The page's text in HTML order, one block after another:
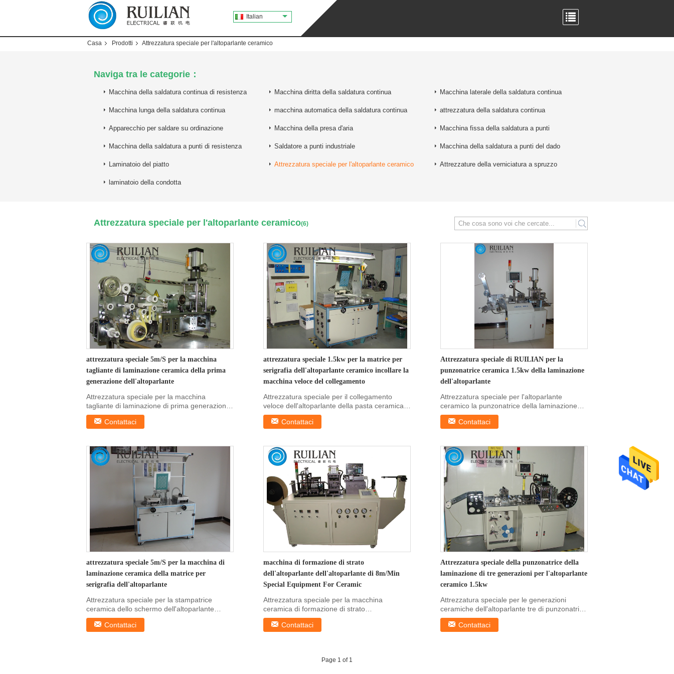
Italian
Casa Prodotti Attrezzatura speciale per l'altoparlante ceramico
Naviga tra le categorie：
Macchina della saldatura continua di resistenza Macchina diritta della saldatura continua Macchina laterale della saldatura continua
Macchina lunga della saldatura continua macchina automatica della saldatura continua attrezzatura della saldatura continua
Apparecchio per saldare su ordinazione Macchina della presa d'aria Macchina fissa della saldatura a punti
Macchina della saldatura a punti di resistenza Saldatore a punti industriale Macchina della saldatura a punti del dado
Laminatoio del piatto Attrezzatura speciale per l'altoparlante ceramico Attrezzature della verniciatura a spruzzo
laminatoio della condotta
Attrezzatura speciale per l'altoparlante ceramico(6) search
attrezzatura speciale 5m/S per la macchina
tagliante di laminazione ceramica della prima
generazione dell'altoparlante
Attrezzatura speciale per la macchina
tagliante di laminazione di prima generazione
dell'altoparlant...
Contattaci
attrezzatura speciale 1.5kw per la matrice per
serigrafia dell'altoparlante ceramico incollare la
macchina veloce del collegamento
Attrezzatura speciale per il collegamento
veloce dell'altoparlante della pasta ceramica
della ...
Contattaci
Attrezzatura speciale di RUILIAN per la
punzonatrice ceramica 1.5kw della laminazione
dell'altoparlante
Attrezzatura speciale per l'altoparlante
ceramico la punzonatrice della laminazione
dell'altoparlant...
Contattaci
attrezzatura speciale 5m/S per la macchina di
laminazione ceramica della matrice per
serigrafia dell'altoparlante
Attrezzatura speciale per la stampatrice
ceramica dello schermo dell'altoparlante
Macchina di ...
Contattaci
macchina di formazione di strato
dell'altoparlante dell'altoparlante di 8m/Min
Special Equipment For Ceramic
Attrezzatura speciale per la macchina
ceramica di formazione di strato
dell'altoparlante dell...
Contattaci
Attrezzatura speciale della punzonatrice della
laminazione di tre generazioni per l'altoparlante
ceramico 1.5kw
Attrezzatura speciale per le generazioni
ceramiche dell'altoparlante tre di punzonatrice
della ...
Contattaci
Page 1 of 1